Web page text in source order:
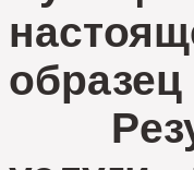
образец